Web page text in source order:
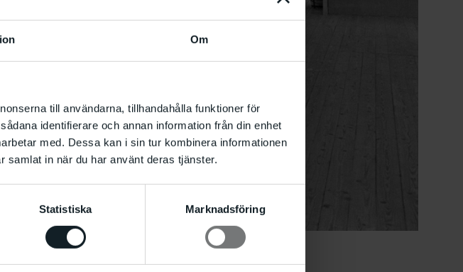
Om
till användarna, tillhandahålla funktioner för
identifierare och annan information från din enhet
med. Dessa kan i sin tur kombinera informationen
samlat in när du har använt deras tjänster.
Statistiska Marknadsföring